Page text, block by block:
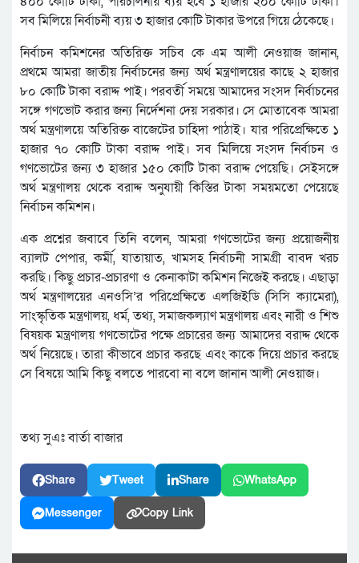
সব মিলিয়ে নির্বাচনী ব্যয় ৩ হাজার কোটি টাকার উপরে গিয়ে ঠেকেছে।
নির্বাচন কমিশনের অতিরিক্ত সচিব কে এম আলী নেওয়াজ জানান,
প্রথমে আমরা জাতীয় নির্বাচনের জন্য অর্থ মন্ত্রণালয়ের কাছে ২ হাজার
৮০ কোটি টাকা বরাদ্দ পাই। পরবর্তী সময়ে আমাদের সংসদ নির্বাচনের
সঙ্গে গণভোট করার জন্য নির্দেশনা দেয় সরকার। সে মোতাবেক আমরা
অর্থ মন্ত্রণালয়ে অতিরিক্ত বাজেটের চাহিদা পাঠাই। যার পরিপ্রেক্ষিতে ১
হাজার ৭০ কোটি টাকা বরাদ্দ পাই। সব মিলিয়ে সংসদ নির্বাচন ও
গণভোটের জন্য ৩ হাজার ১৫০ কোটি টাকা বরাদ্দ পেয়েছি। সেইসঙ্গে
অর্থ মন্ত্রণালয় থেকে বরাদ্দ অনুযায়ী কিস্তির টাকা সময়মতো পেয়েছে
নির্বাচন কমিশন।
এক প্রশ্নের জবাবে তিনি বলেন, আমরা গণভোটের জন্য প্রয়োজনীয়
ব্যালট পেপার, কর্মী, যাতায়াত, খামসহ নির্বাচনী সামগ্রী বাবদ খরচ
করছি। কিছু প্রচার-প্রচারণা ও কেনাকাটা কমিশন নিজেই করছে। এছাড়া
অর্থ মন্ত্রণালয়ের এনওসি’র পরিপ্রেক্ষিতে এলজিইডি (সিসি ক্যামেরা),
সাংস্কৃতিক মন্ত্রণালয়, ধর্ম, তথ্য, সমাজকল্যাণ মন্ত্রণালয় এবং নারী ও শিশু
বিষয়ক মন্ত্রণালয় গণভোটের পক্ষে প্রচারের জন্য আমাদের বরাদ্দ থেকে
অর্থ নিয়েছে। তারা কীভাবে প্রচার করছে এবং কাকে দিয়ে প্রচার করছে
সে বিষয়ে আমি কিছু বলতে পারবো না বলে জানান আলী নেওয়াজ।
তথ্য সুএঃ বার্তা বাজার
Share Tweet Share WhatsApp
Messenger Copy Link